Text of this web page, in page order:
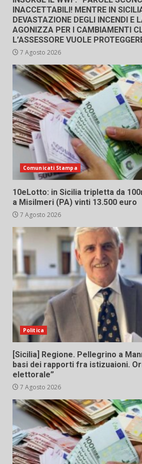
INACCETTABILI! MENTRE IN
DEVASTAZIONE DEGLI INCENDI E
AGONIZZA PER I CAMBIAMENTI
L’ASSESSORE VUOLE
7 Agosto 2026
Comunicati Stampa
10eLotto: in Sicilia tripletta da
a Misilmeri (PA) vinti 13.500 euro
7 Agosto 2026
Politica
[Sicilia] Regione. Pellegrino a
basi dei rapporti fra istizuaioni.
elettorale”
7 Agosto 2026